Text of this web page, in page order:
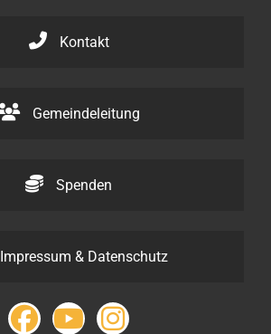
Kontakt
Gemeindeleitung
Spenden
Impressum & Datenschutz